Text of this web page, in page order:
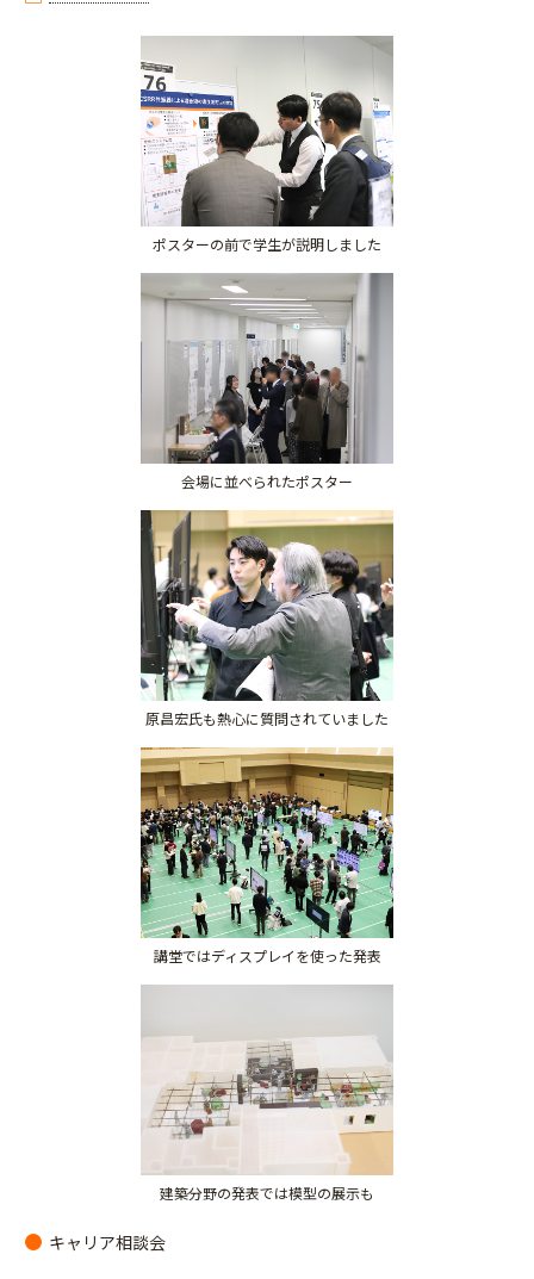
ポスターの前で学生が説明しました
会場に並べられたポスター
原昌宏氏も熱心に質問されていました
講堂ではディスプレイを使った発表
建築分野の発表では模型の展示も
キャリア相談会